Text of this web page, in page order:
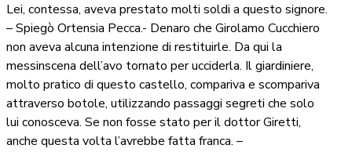
Lei, contessa, aveva prestato molti soldi a questo signore.
– Spiegò Ortensia Pecca.- Denaro che Girolamo Cucchiero
non aveva alcuna intenzione di restituirle. Da qui la
messinscena dell’avo tornato per ucciderla. Il giardiniere,
molto pratico di questo castello, compariva e scompariva
attraverso botole, utilizzando passaggi segreti che solo
lui conosceva. Se non fosse stato per il dottor Giretti,
anche questa volta l’avrebbe fatta franca. –